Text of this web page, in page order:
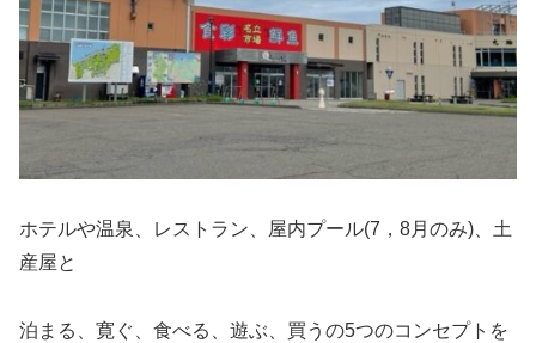
ホテルや温泉、レストラン、屋内プール(7，8月のみ)、土
産屋と
泊まる、寛ぐ、食べる、遊ぶ、買うの5つのコンセプトを